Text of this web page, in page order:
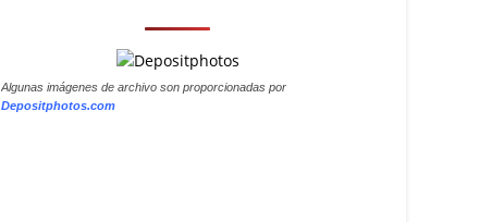
Algunas imágenes de archivo son proporcionadas por
Depositphotos.com